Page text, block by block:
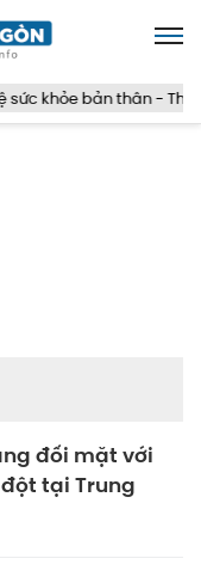
khỏe bản thân - Thế
đối mặt với
tại Trung